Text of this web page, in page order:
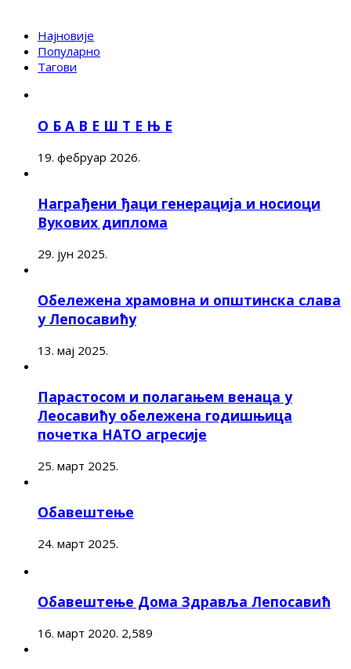
Најновије
Популарно
Тагови
О Б А В Е Ш Т Е Њ Е
19. фебруар 2026.
Награђени ђаци генерација и носиоци
Вукових диплома
29. јун 2025.
Обележена храмовна и општинска слава
у Лепосавићу
13. мај 2025.
Парастосом и полагањем венаца у
Леосавићу обележена годишњица
почетка НАТО агресије
25. март 2025.
Обавештење
24. март 2025.
Обавештење Дома Здравља Лепосавић
16. март 2020. 2,589